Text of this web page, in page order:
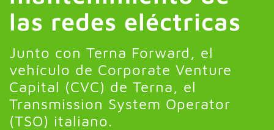
las redes eléctricas
Junto con Terna Forward, el
vehículo de Corporate Venture
Capital (CVC) de Terna, el
Transmission System Operator
(TSO) italiano.